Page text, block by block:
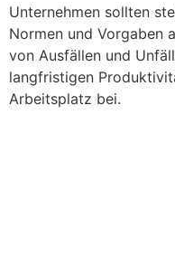
Unternehmen sollten
Normen und Vorgaben
von Ausfällen und
langfristigen
Arbeitsplatz bei.